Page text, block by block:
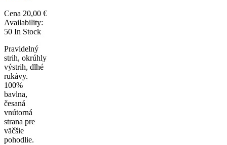
Cena 20,00 €
Availability:
50 In Stock
Pravidelný
strih, okrúhly
výstrih, dlhé
rukávy.
100%
bavlna,
česaná
vnútorná
strana pre
väčšie
pohodlie.